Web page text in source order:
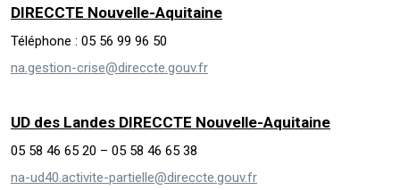
DIRECCTE Nouvelle-Aquitaine
Téléphone : 05 56 99 96 50
na.gestion-crise@direccte.gouv.fr
UD des Landes DIRECCTE Nouvelle-Aquitaine
05 58 46 65 20 – 05 58 46 65 38
na-ud40.activite-partielle@direccte.gouv.fr